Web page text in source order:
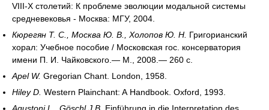
VIII-X столетий: К проблеме эволюции модальной системы
средневековья - Москва: МГУ, 2004.
Кюрегян Т. С., Москва Ю. В., Холопов Ю. Н. Григорианский
хорал: Учебное пособие / Московская гос. консерватория
имени П. И. Чайковского.— М., 2008.— 260 с.
Apel W. Gregorian Chant. London, 1958.
Hiley D. Western Plainchant: A Handbook. Oxford, 1993.